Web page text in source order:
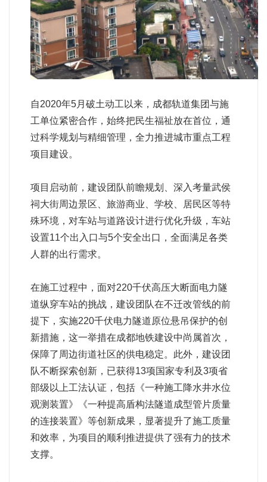
自2020年5月破土动工以来，成都轨道集团与施
工单位紧密合作，始终把民生福祉放在首位，通
过科学规划与精细管理，全力推进城市重点工程
项目建设。
项目启动前，建设团队前瞻规划、深入考量武侯
祠大街周边景区、旅游商业、学校、居民区等特
殊环境，对车站与道路设计进行优化升级，车站
设置11个出入口与5个安全出口，全面满足各类
人群的出行需求。
在施工过程中，面对220千伏高压大断面电力隧
道纵穿车站的挑战，建设团队在不迁改管线的前
提下，实施220千伏电力隧道原位悬吊保护的创
新措施，这一举措在成都地铁建设中尚属首次，
保障了周边街道社区的供电稳定。此外，建设团
队不断探索创新，已获得13项国家专利及3项省
部级以上工法认证，包括《一种施工降水井水位
观测装置》《一种提高盾构法隧道成型管片质量
的连接装置》等创新成果，显著提升了施工质量
和效率，为项目的顺利推进提供了强有力的技术
支撑。